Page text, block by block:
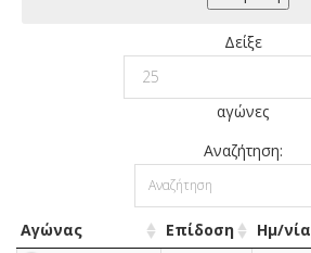
Δείξε
αγώνες
Αναζήτηση:
Αγώνας Επίδοση Ημ/νία